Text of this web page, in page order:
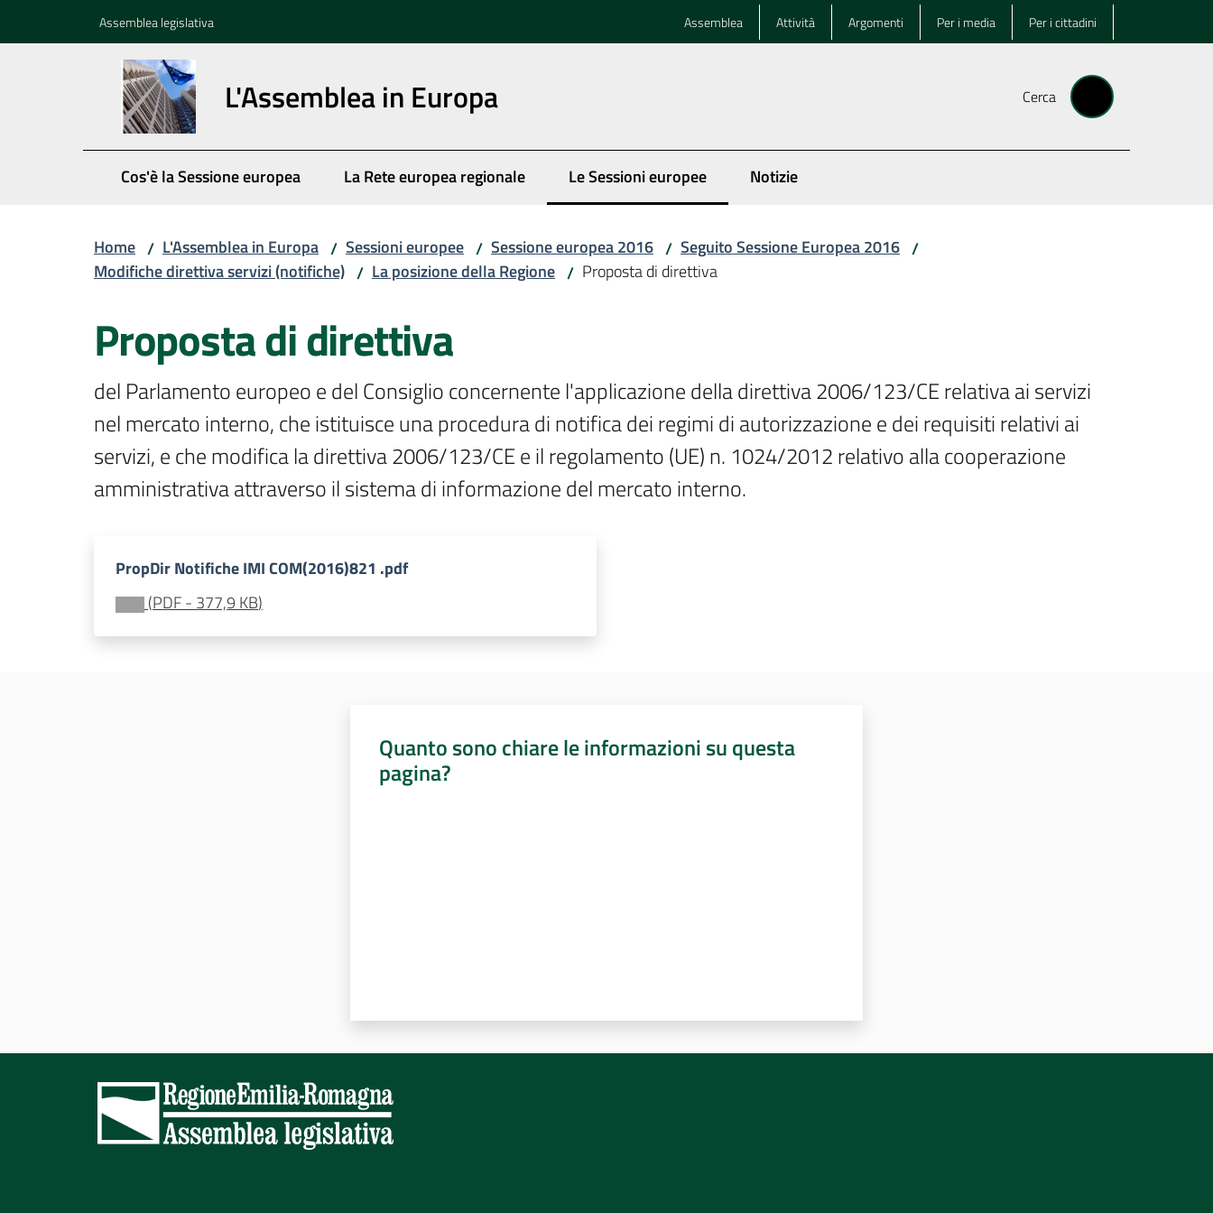
Assemblea legislativa Assemblea Attività Argomenti Per i media Per i cittadini
L'Assemblea in Europa Cerca
Cos'è la Sessione europea La Rete europea regionale Le Sessioni europee
Menu selezionato Notizie
Home / L'Assemblea in Europa / Sessioni europee / Sessione europea 2016 / Seguito Sessione Europea 2016 /
Modifiche direttiva servizi (notifiche) / La posizione della Regione / Proposta di direttiva
Proposta di direttiva
del Parlamento europeo e del Consiglio concernente l'applicazione della direttiva 2006/123/CE relativa ai servizi
nel mercato interno, che istituisce una procedura di notifica dei regimi di autorizzazione e dei requisiti relativi ai
servizi, e che modifica la direttiva 2006/123/CE e il regolamento (UE) n. 1024/2012 relativo alla cooperazione
amministrativa attraverso il sistema di informazione del mercato interno.
PropDir Notifiche IMI COM(2016)821 .pdf
(PDF- 377,9 KB)
Quanto sono chiare le informazioni su questa
pagina?